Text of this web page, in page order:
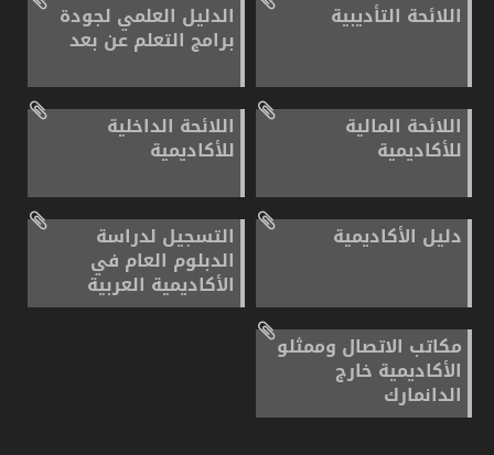
اللائحة التأديبية الدليل العلمي لجودة
برامج التعلم عن بعد
اللائحة المالية
للأكاديمية
اللائحة الداخلية
للأكاديمية
دليل الأكاديمية التسجيل لدراسة
الدبلوم العام في
الأكاديمية العربية
مكاتب الاتصال وممثلو
الأكاديمية خارج
الدانمارك